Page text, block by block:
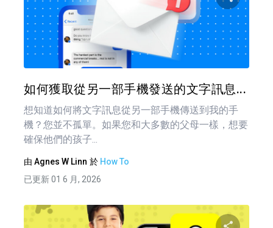
如何獲取從另一部手機發送的文字訊息...
想知道如何將文字訊息從另一部手機傳送到我的手
機？您並不孤單。如果您和大多數的父母一樣，想要
確保他們的孩子...
由 Agnes W Linn 於 How To
已更新 01 6 月, 2026